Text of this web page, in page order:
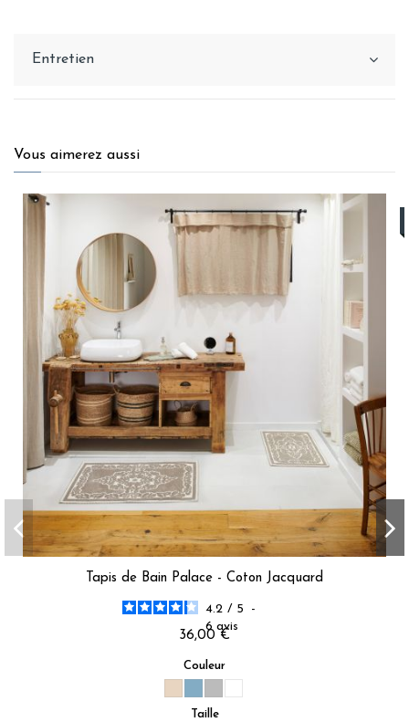
Entretien
Vous aimerez aussi
Tapis de Bain Palace - Coton Jacquard
4.2 / 5
-
6 avis
36,00 €
Couleur
Taille